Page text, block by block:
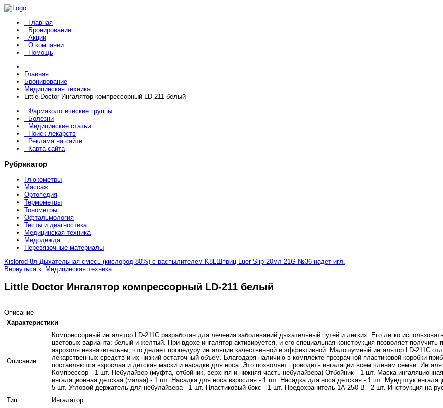
Главная
Бронирование
Акции
О компании
Помощь
Главная
Бронирование
Медицинская техника
Little Doctor Ингалятор компрессорный LD-211 белый
Фармакологические группы
Болезни
Медицинские статьи
Поиск лекарств
Реклама на сайте
Карта сайта
Рубрикатор
Глюкометры
Массаж
Ортопедия
Термометры
Тонометры
Офтальмология
Тесты и диагностика
Медицинская техника
Медодежда
Перевязочные материалы
Kislorod 8л Дыхательная смесь (кислород 80%) с распылителем K8LШприц Luer Slip 20мл 21G №36 надет игл.
Вернуться к: Медицинская техника
Little Doctor Ингалятор компрессорный LD-211 белый
Описание
Характеристики
Описание
Компрессорный ингалятор LD-211C разработан для лечения заболеваний дыхательный путей и легких. Его легко
цветовых варианта: белый и желтый. При вдохе ингалятор активируется, и его специальная конструкция позволяет
аэрозоля незначительны, что делает процедуру ингаляции качественной и эффективной. Малошумный ингалятор LD-211C
лекарственных средств и их низкий остаточный объем. Благодаря наличию в комплекте прозрачной пластиковой коробки
поставляются взрослая и детская маски и насадки для носа. Это позволяет проводить ингаляции всем членам семьи.
Компрессор - 1 шт. Небулайзер (муфта, отбойник, верхняя и нижняя часть небулайзера) Отбойник - 1 шт. Маска
ингаляционная детская (малая) - 1 шт. Насадка для носа взрослая - 1 шт. Насадка для носа детская - 1 шт. Мундштук
5 шт. Угловой держатель для небулайзера - 1 шт. Пластиковый бокс - 1 шт. Предохранитель 1А 250 В - 2 шт. Инструкция на
Тип
Ингалятор